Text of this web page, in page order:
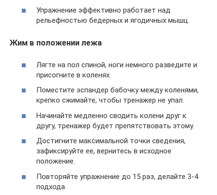
Упражнение эффективно работает над
рельефностью бедерных и ягодичных мышц.
Жим в положении лежа
Лягте на пол спиной, ноги немного разведите и
присогните в коленях.
Поместите эспандер бабочку между коленями,
крепко сжимайте, чтобы тренажер не упал.
Начинайте медленно сводить колени друг к
другу, тренажер будет препятствовать этому.
Достигните максимальной точки сведения,
зафиксируйте ее, вернитесь в исходное
положение.
Повторяйте упражнение до 15 раз, делайте 3-4
подхода.